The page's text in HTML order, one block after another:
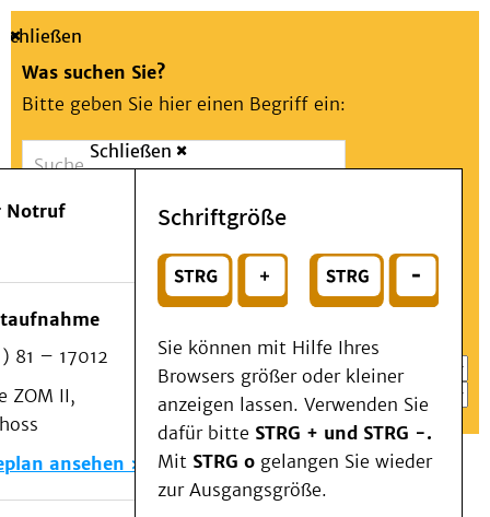
Suche
Schließen
Was suchen Sie?
Bitte geben Sie hier einen Begriff ein:
Suchen
oder
Wählen Sie ein Thema für Ihren Schnelleinstieg
Notfall
Schließen
Notruf
81 – 17012
ZOM II,
ansehen
Schriftgröße
Sie können mit Hilfe Ihres
Browsers größer oder kleiner
anzeigen lassen. Verwenden Sie
dafür bitte STRG + und STRG -.
Mit STRG o gelangen Sie wieder
zur Ausgangsgröße.
Menü
Patienten & Besucher
Kliniken/Institute/Zentren
Als Patient am UKD
Beratung und Unterstützung
Veranstaltungen
Kommunikation im Medizinwesen (KIM)
Notfall
Forschung & Lehre